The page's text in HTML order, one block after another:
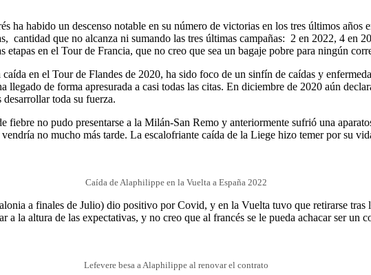
ha habido un descenso notable en su número de victorias en los tres últimos
cantidad que no alcanza ni sumando las tres últimas campañas: 2 en 2022, 4 en
en el Tour de Francia, que no creo que sea un bagaje pobre para ningún
en el Tour de Flandes de 2020, ha sido foco de un sinfín de caídas y
llegado de forma apresurada a casi todas las citas. En diciembre de 2020 aún
toda su fuerza.
fiebre no pudo presentarse a la Milán-San Remo y anteriormente sufrió una
no mucho más tarde. La escalofriante caída de la Liege hizo temer por su
Caída de Alaphilippe en la Vuelta a España 2022
a finales de Julio) dio positivo por Covid, y en la Vuelta tuvo que retirarse tras
la altura de las expectativas, y no creo que al francés se le pueda achacar ser un
Lefevere besa a Alaphilippe al renovar el contrato